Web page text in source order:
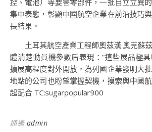
控、電池）等要害零部件，一批自立立異
集中表態，彰顯中國航空企業在前沿技巧
長結果。
土耳其航空產業工程師奧茲漢·奧克蘇
體清楚動員機參數后表現：“這些展品極
擴展高程度對外開放，為列國企業發明大
地點的公司也盼望掌握契機，摸索與中國
起配合 TC:sugarpopular900
通過 admin